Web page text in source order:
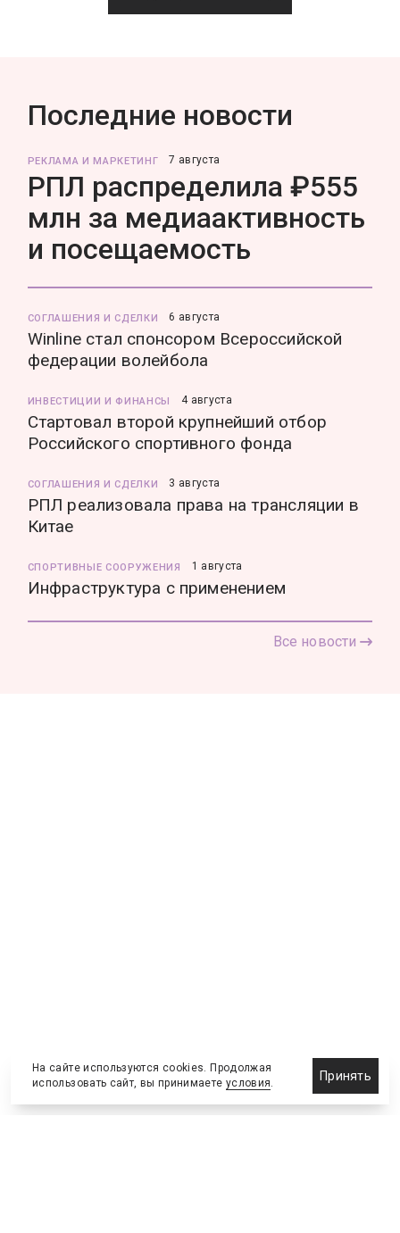
Последние новости
РЕКЛАМА И МАРКЕТИНГ 7 августа
РПЛ распределила ₽555
млн за медиаактивность
и посещаемость
СОГЛАШЕНИЯ И СДЕЛКИ 6 августа
Winline стал спонсором Всероссийской
федерации волейбола
ИНВЕСТИЦИИ И ФИНАНСЫ 4 августа
Стартовал второй крупнейший отбор
Российского спортивного фонда
СОГЛАШЕНИЯ И СДЕЛКИ 3 августа
РПЛ реализовала права на трансляции в
Китае
СПОРТИВНЫЕ СООРУЖЕНИЯ 1 августа
Инфраструктура с применением
Все новости
На сайте используются cookies. Продолжая
использовать сайт, вы принимаете условия.
Принять